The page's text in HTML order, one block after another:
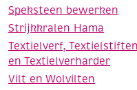
Speksteen bewerken
Strijkkralen Hama
Textielverf, Textielstiften
en Textielverharder
Vilt en Wolvilten